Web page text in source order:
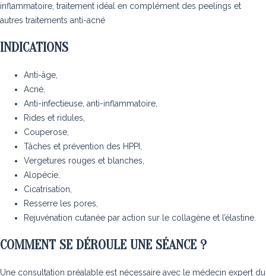
inflammatoire, traitement idéal en complément des peelings et
autres traitements anti-acné
INDICATIONS
Anti-âge,
Acné,
Anti-infectieuse, anti-inflammatoire,
Rides et ridules,
Couperose,
Tâches et prévention des HPPI,
Vergetures rouges et blanches,
Alopécie,
Cicatrisation,
Resserre les pores,
Rejuvénation cutanée par action sur le collagène et l’élastine.
COMMENT SE DÉROULE UNE SÉANCE ?
Une consultation préalable est nécessaire avec le médecin expert du